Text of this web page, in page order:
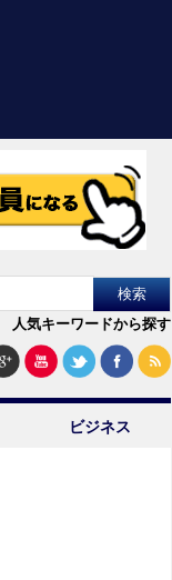
人気キーワードから探す
ビジネス